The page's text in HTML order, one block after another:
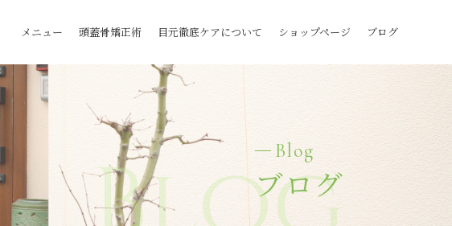
メニュー 頭蓋骨矯正術 目元徹底ケアについて ショップページ ブログ
Blog
ブログ